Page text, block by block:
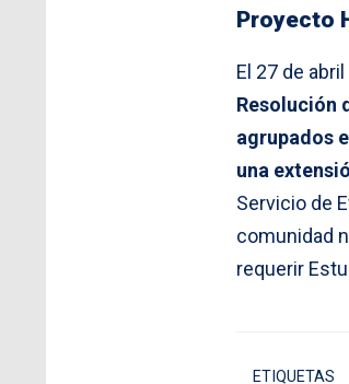
Proyecto
El 27 de
Resolución
agrupados
una
Servicio de
comunidad
requerir
ETIQUETAS